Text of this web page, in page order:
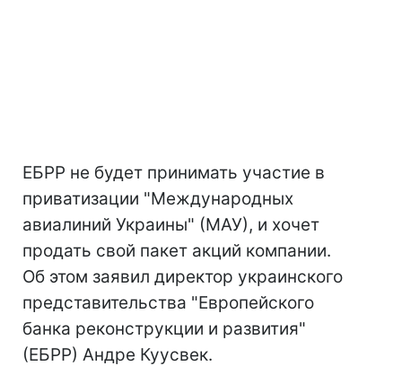
ЕБРР не будет принимать участие в
приватизации "Международных
авиалиний Украины" (МАУ), и хочет
продать свой пакет акций компании.
Об этом заявил директор украинского
представительства "Европейского
банка реконструкции и развития"
(ЕБРР) Андре Куусвек.